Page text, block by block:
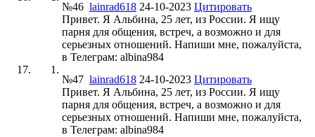
№46 lainrad618 24-10-2023 Цитировать
Привет. Я Альбина, 25 лет, из России. Я ищу
парня для общения, встреч, а возможно и для
серьезных отношений. Напиши мне, пожалуйста,
в Телеграм: albina984
№47 lainrad618 24-10-2023 Цитировать
Привет. Я Альбина, 25 лет, из России. Я ищу
парня для общения, встреч, а возможно и для
серьезных отношений. Напиши мне, пожалуйста,
в Телеграм: albina984